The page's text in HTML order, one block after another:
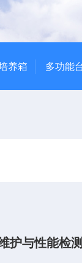
养箱 多功能
护与性能检